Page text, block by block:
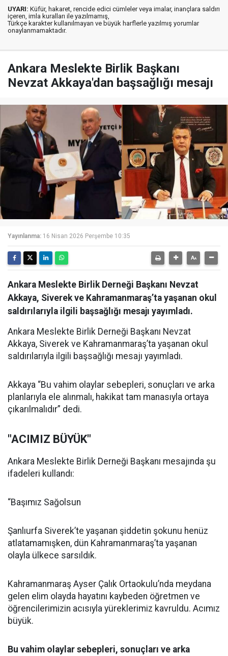
UYARI: Küfür, hakaret, rencide edici cümleler veya imalar, inançlara saldırı
içeren, imla kuralları ile yazılmamış,
Türkçe karakter kullanılmayan ve büyük harflerle yazılmış yorumlar
onaylanmamaktadır.
Ankara Meslekte Birlik Başkanı
Nevzat Akkaya'dan başsağlığı mesajı
Yayınlanma: 16 Nisan 2026 Perşembe 10:35
Ankara Meslekte Birlik Derneği Başkanı Nevzat
Akkaya, Siverek ve Kahramanmaraş’ta yaşanan okul
saldırılarıyla ilgili başsağlığı mesajı yayımladı.
Ankara Meslekte Birlik Derneği Başkanı Nevzat
Akkaya, Siverek ve Kahramanmaraş’ta yaşanan okul
saldırılarıyla ilgili başsağlığı mesajı yayımladı.
Akkaya “Bu vahim olaylar sebepleri, sonuçları ve arka
planlarıyla ele alınmalı, hakikat tam manasıyla ortaya
çıkarılmalıdır” dedi.
"ACIMIZ BÜYÜK"
Ankara Meslekte Birlik Derneği Başkanı mesajında şu
ifadeleri kullandı:
“Başımız Sağolsun
Şanlıurfa Siverek’te yaşanan şiddetin şokunu henüz
atlatamamışken, dün Kahramanmaraş’ta yaşanan
olayla ülkece sarsıldık.
Kahramanmaraş Ayser Çalık Ortaokulu’nda meydana
gelen elim olayda hayatını kaybeden öğretmen ve
öğrencilerimizin acısıyla yüreklerimiz kavruldu. Acımız
büyük.
Bu vahim olaylar sebepleri, sonuçları ve arka